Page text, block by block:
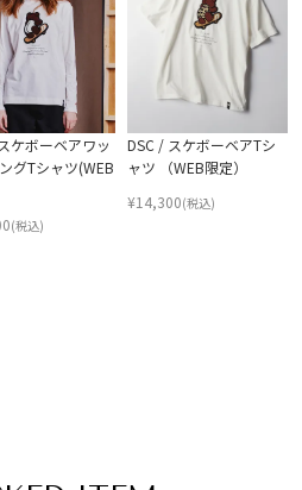
ケボーベアワッ
グTシャツ(WEB
(税込)
DSC / スケボーベアTシ
ャツ （WEB限定）
¥14,300(税込)